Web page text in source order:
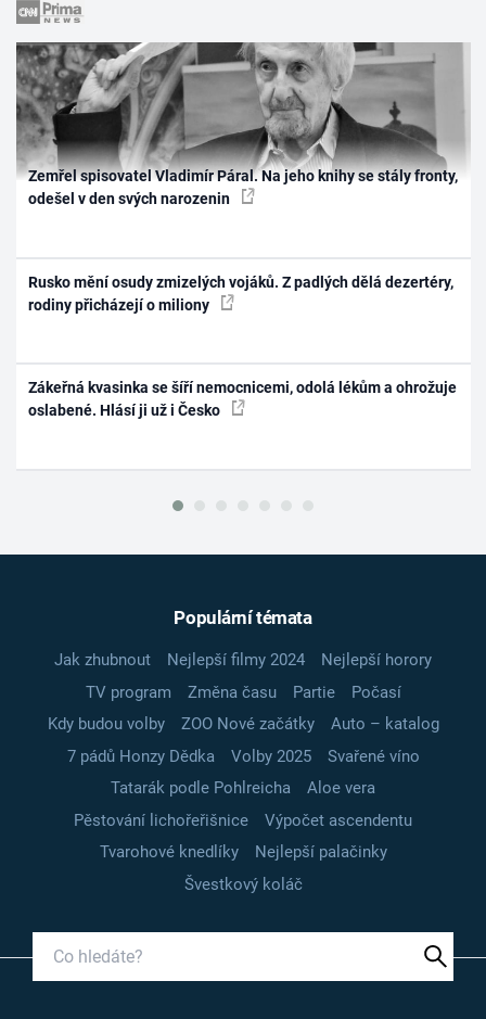
Zemřel spisovatel Vladimír Páral. Na jeho knihy se stály fronty,
odešel v den svých narozenin
Rusko mění osudy zmizelých vojáků. Z padlých dělá dezertéry,
rodiny přicházejí o miliony
Zákeřná kvasinka se šíří nemocnicemi, odolá lékům a ohrožuje
oslabené. Hlásí ji už i Česko
Populární témata
Jak zhubnout Nejlepší filmy 2024
Nejlepší horory
TV program
Změna času Partie
Počasí
Kdy budou volby
ZOO Nové začátky
Auto – katalog
7 pádů Honzy Dědka
Volby 2025
Svařené víno
Tatarák podle Pohlreicha
Aloe vera
Pěstování lichořeřišnice
Výpočet ascendentu
Tvarohové knedlíky
Nejlepší palačinky
Švestkový koláč